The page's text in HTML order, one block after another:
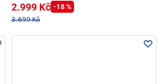
2.999 Kč -18 %
3.699 Kč